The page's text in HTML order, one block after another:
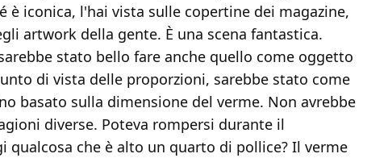
è iconica, l'hai vista sulle copertine dei magazine,
artwork della gente. È una scena fantastica.
stato bello fare anche quello come oggetto
di vista delle proporzioni, sarebbe stato come
basato sulla dimensione del verme. Non avrebbe
diverse. Poteva rompersi durante il
qualcosa che è alto un quarto di pollice? Il verme